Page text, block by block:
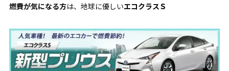
燃費が気になる方は、地球に優しいエコクラスＳ